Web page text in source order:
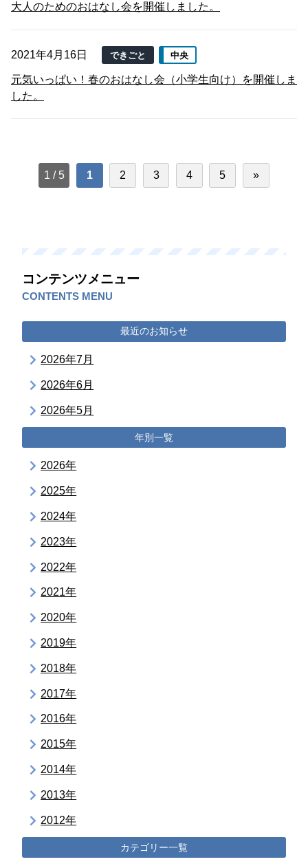
大人のためのおはなし会を開催しました。
2021年4月16日 できごと 中央
元気いっぱい！春のおはなし会（小学生向け）を開催しま
した。
1 / 5 1 2 3 4 5 »
コンテンツメニュー
CONTENTS MENU
最近のお知らせ
2026年7月
2026年6月
2026年5月
年別一覧
2026年
2025年
2024年
2023年
2022年
2021年
2020年
2019年
2018年
2017年
2016年
2015年
2014年
2013年
2012年
カテゴリー一覧